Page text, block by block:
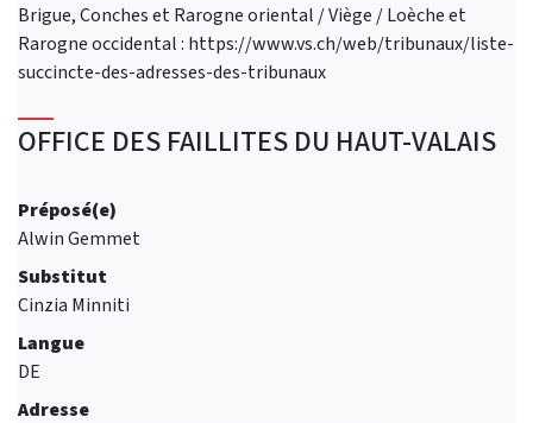
Brigue, Conches et Rarogne oriental / Viège / Loèche et
Rarogne occidental : https://www.vs.ch/web/tribunaux/liste-
succincte-des-adresses-des-tribunaux
OFFICE DES FAILLITES DU HAUT-VALAIS
Préposé(e)
Alwin Gemmet
Substitut
Cinzia Minniti
Langue
DE
Adresse